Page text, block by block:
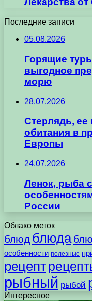
Последние записи
05.08.2026
Горящие
выгодное
морю
28.07.2026
Стерлядь,
обитания в
Европы
24.07.2026
Ленок, рыба
России
Облако меток
блюд блюда
особенности полезные
рецепт
рыбный рыбой
Интересное